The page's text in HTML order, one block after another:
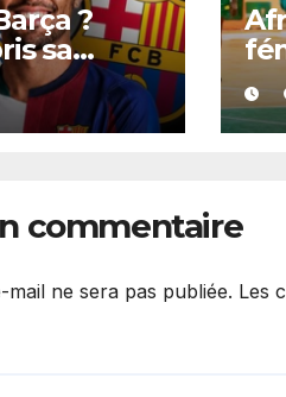
?
sa
un choix
faire
sur le
commentaire
mail ne sera pas publiée. Les